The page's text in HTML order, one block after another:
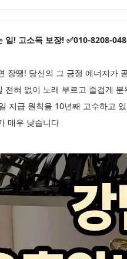
일! 고소득 보장! ✅010-8208-
장땡! 당신의 그 긍정 에너지가
전혀 없이 노래 부르고 즐겁게
지급 원칙을 10년째 고수하고
매우 낮습니다